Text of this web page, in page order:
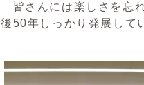
皆さんには楽しさを忘
後50年しっかり発展して